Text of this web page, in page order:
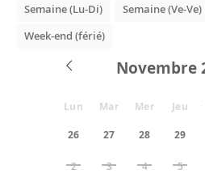
Semaine (Lu-Di)
Semaine (Ve-Ve)
Week-end (férié)
Novembre
Lun Mar Mer Jeu
26 27 28 29
2 3 4 5